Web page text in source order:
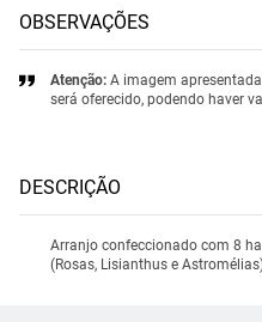
OBSERVAÇÕES
Atenção: A imagem
será oferecido, podendo haver
DESCRIÇÃO
Arranjo confeccionado com 8
(Rosas, Lisianthus e